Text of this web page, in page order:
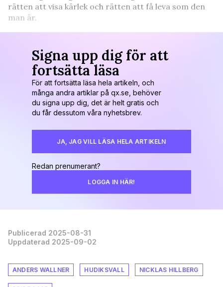
rätten att visa kärlek och rätten att få leva som den
man är.
Signa upp dig för att
fortsätta läsa
För att fortsätta läsa hela artikeln, och
många andra artiklar på qx.se, behöver
du signa upp dig, det är helt gratis och
du får dessutom våra nyhetsbrev.
JA, JAG VILL LÄSA HELA ARTIKELN
Redan prenumerant?
LOGGA IN HÄR!
Publicerad 2025-08-31
Uppdaterad 2025-09-02
ANDERS WALLNER HUDIKSVALL NICKLAS HILLBERG